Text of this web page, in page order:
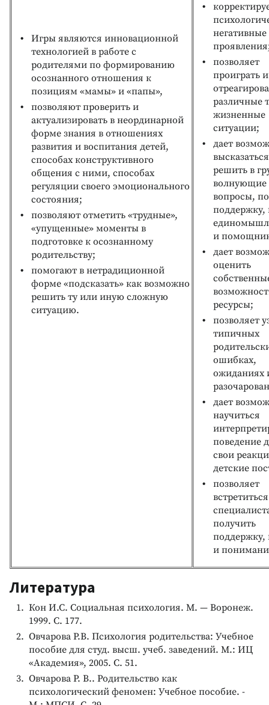
Игры являются инновационной
технологией в работе с
родителями по формированию
осознанного отношения к
позициям «мамы» и «папы»,
позволяют проверить и
актуализировать в неординарной
форме знания в отношениях
развития и воспитания детей,
способах конструктивного
общения с ними, способах
регуляции своего эмоционального
состояния;
позволяют отметить «трудные»,
«упущенные» моменты в
подготовке к осознанному
родительству;
помогают в нетрадиционной
форме «подсказать» как возможно
решить ту или иную сложную
ситуацию.
негативные
позволяет
проиграть и
различные
жизненные
ситуации;
дает
решить в
волнующие
вопросы,
поддержку,
и
дает
оценить
ресурсы;
позволяет
типичных
ошибках,
ожиданиях
дает
научиться
поведение
свои
детские
позволяет
получить
и
Литература
Кон И.С. Социальная психология. М. — Воронеж.
1999. С. 177.
Овчарова Р.В. Психология родительства: Учебное
пособие для студ. высш. учеб. заведений. М.: ИЦ
«Академия», 2005. С. 51.
Овчарова Р. В.. Родительство как
психологический феномен: Учебное пособие. -